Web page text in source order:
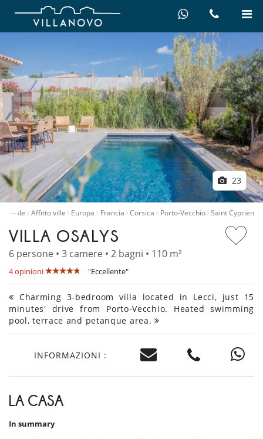
23
… Affitto ville Europa Francia Corsica Porto-Vecchio Saint Cyprien
VILLA OSALYS
6 persone • 3 camere • 2 bagni • 110 m²
4 opinioni "Eccellente"
Charming 3-bedroom villa located in Lecci, just 15
minutes' drive from Porto-Vecchio. Heated swimming
pool, terrace and petanque area.
INFORMAZIONI :
LA CASA
In summary